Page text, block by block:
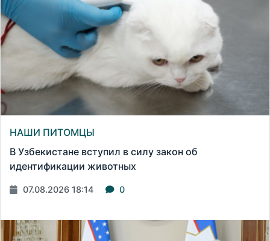
НАШИ ПИТОМЦЫ
В Узбекистане вступил в силу закон об
идентификации животных
07.08.2026 18:14 0